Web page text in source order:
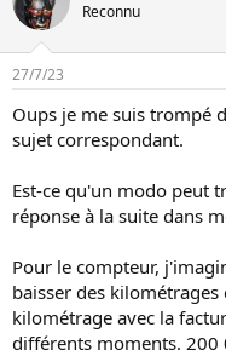
Reconnu
27/7/23
Oups je me suis trompé
sujet correspondant.
Est-ce qu'un modo peut
réponse à la suite dans
Pour le compteur,
baisser des
kilométrage avec la
différents moments. 200